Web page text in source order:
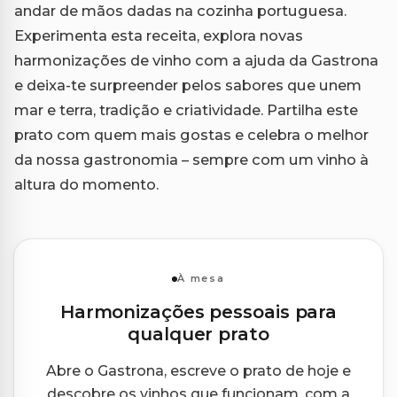
andar de mãos dadas na cozinha portuguesa.
Experimenta esta receita, explora novas
harmonizações de vinho com a ajuda da Gastrona
e deixa-te surpreender pelos sabores que unem
mar e terra, tradição e criatividade. Partilha este
prato com quem mais gostas e celebra o melhor
da nossa gastronomia – sempre com um vinho à
altura do momento.
À mesa
Harmonizações pessoais para
qualquer prato
Abre o Gastrona, escreve o prato de hoje e